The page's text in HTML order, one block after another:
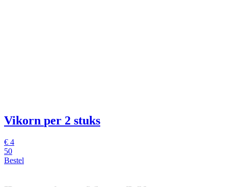
Vikorn per 2 stuks
€ 4
50
Bestel